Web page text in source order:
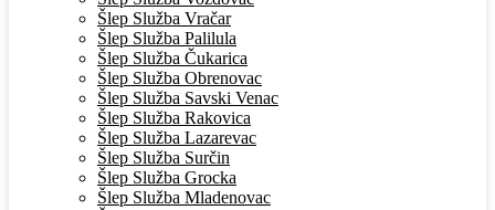
Šlep Služba Vračar
Šlep Služba Palilula
Šlep Služba Čukarica
Šlep Služba Obrenovac
Šlep Služba Savski Venac
Šlep Služba Rakovica
Šlep Služba Lazarevac
Šlep Služba Surčin
Šlep Služba Grocka
Šlep Služba Mladenovac